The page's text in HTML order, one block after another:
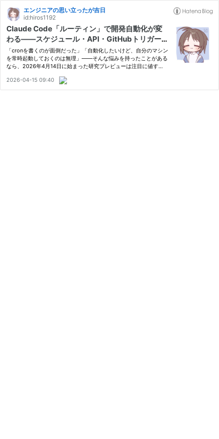
エンジニアの思い立ったが吉日
id:hiros1192
Claude Code「ルーティン」で開発自動化が変
わる——スケジュール・API・GitHubトリガーを
使いこなす完全ガイド
「cronを書くのが面倒だった」「自動化したいけど、自分のマシン
を常時起動しておくのは無理」——そんな悩みを持ったことがある
なら、2026年4月14日に始まった研究プレビューは注目に値す
es）」 は、AIエージェントをクラウド上で定期実行できる機能
だ。プロ…
2026-04-15 09:40